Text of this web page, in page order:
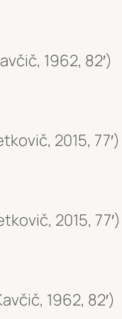
1962, 82′)
2015, 77′)
2015, 77′)
1962, 82′)